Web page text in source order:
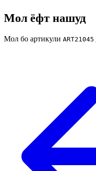
Мол ёфт нашуд
Мол бо артикули ART21045